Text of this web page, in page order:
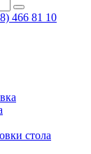
466 81 10
стола